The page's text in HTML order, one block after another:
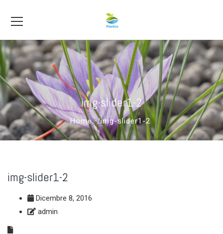
img-slider1-2
Home img-slider1-2
img-slider1-2
Dicembre 8, 2016
admin